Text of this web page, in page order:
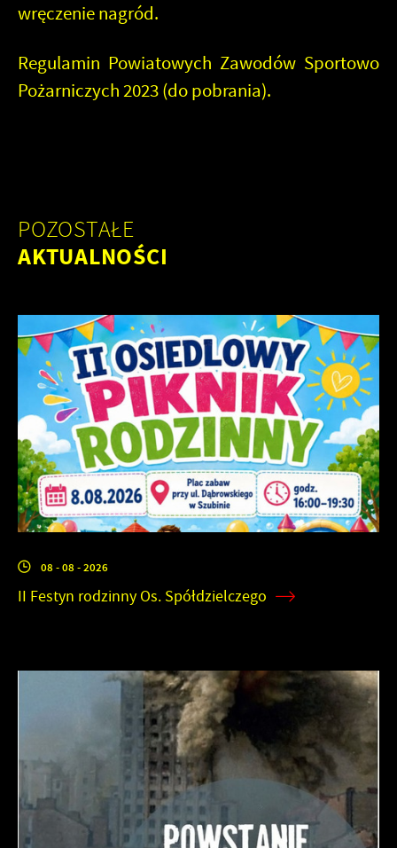
wręczenie nagród.
Regulamin Powiatowych Zawodów Sportowo
Pożarniczych 2023 (do pobrania).
POZOSTAŁE
AKTUALNOŚCI
08 - 08 - 2026
II Festyn rodzinny Os. Spółdzielczego